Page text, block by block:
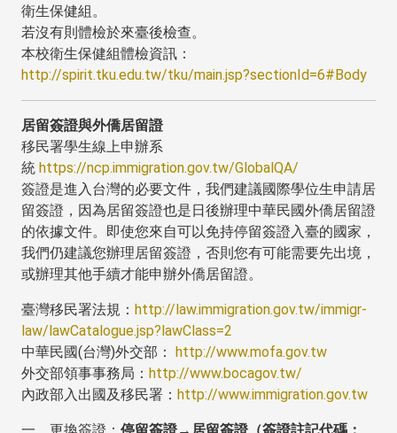
衛生保健組。
若沒有則體檢於來臺後檢查。
本校衛生保健組體檢資訊：
http://spirit.tku.edu.tw/tku/main.jsp?sectionId=6#Body
居留簽證與外僑居留證
移民署學生線上申辦系
統 https://ncp.immigration.gov.tw/GlobalQA/
簽證是進入台灣的必要文件，我們建議國際學位生申請居
留簽證，因為居留簽證也是日後辦理中華民國外僑居留證
的依據文件。即使您來自可以免持停留簽證入臺的國家，
我們仍建議您辦理居留簽證，否則您有可能需要先出境，
或辦理其他手續才能申辦外僑居留證。
臺灣移民署法規： http://law.immigration.gov.tw/immigr-
law/lawCatalogue.jsp?lawClass=2
中華民國(台灣)外交部： http://www.mofa.gov.tw
外交部領事事務局： http://www.bocagov.tw/
內政部入出國及移民署： http://www.immigration.gov.tw